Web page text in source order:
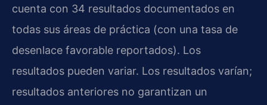
cuenta con 34 resultados documentados en
todas sus áreas de práctica (con una tasa de
desenlace favorable reportados). Los
resultados pueden variar. Los resultados varían;
resultados anteriores no garantizan un